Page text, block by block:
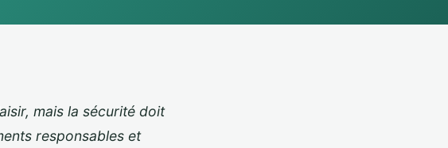
mais la sécurité doit
responsables et